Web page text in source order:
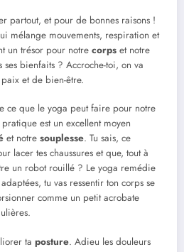
partout, et pour de bonnes raisons !
mélange mouvements, respiration et
un trésor pour notre corps et notre
bienfaits ? Accroche-toi, on va
et de bien-être.
ce que le yoga peut faire pour notre
est un excellent moyen
et notre souplesse. Tu sais, ce
lacer tes chaussures et que, tout à
un robot rouillé ? Le yoga remédie
tu vas ressentir ton corps se
comme un petit acrobate
ta posture. Adieu les douleurs